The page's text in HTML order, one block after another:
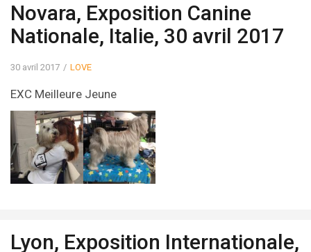
Novara, Exposition Canine
Nationale, Italie, 30 avril 2017
30 avril 2017 LOVE
EXC Meilleure Jeune
Lyon, Exposition Internationale,